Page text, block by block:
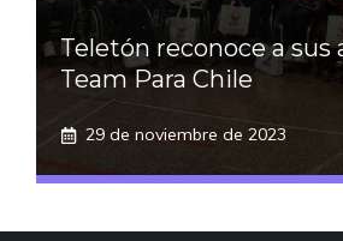
Teletón reconoce a sus
Team Para Chile
29 de noviembre de 2023